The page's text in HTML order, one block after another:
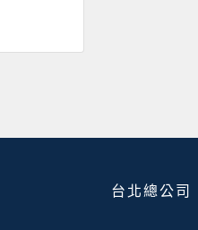
台北總公司